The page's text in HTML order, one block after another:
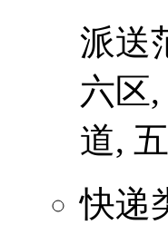
派送
六区
道,
快递